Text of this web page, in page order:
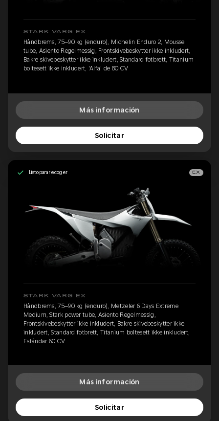
STARK VARG EX
Håndbrems, 75–90 kg (enduro), Michelin Enduro 2, Mousse
tube, Asiento Regelmessig, Frontskivebeskytter ikke inkludert,
Bakre skivebeskytter ikke inkludert, Standard fotbrett, Titanium
boltesett ikke inkludert, 'Alfa' de 80 CV
Más información
Solicitar
Listo para recoger EX
STARK VARG EX
Håndbrems, 75–90 kg (enduro), Metzeler 6 Days Extreme
Medium, Stark power tube, Asiento Regelmessig,
Frontskivebeskytter ikke inkludert, Bakre skivebeskytter ikke
inkludert, Standard fotbrett, Titanium boltesett ikke inkludert,
Estándar 60 CV
Más información
Solicitar